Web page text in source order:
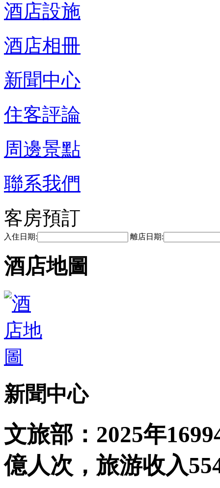
酒店設施
酒店相冊
新聞中心
住客評論
周邊景點
聯系我們
客房預訂
入住日期: 離店日期:
酒店地圖
新聞中心
文旅部：2025年
億人次，旅游收入